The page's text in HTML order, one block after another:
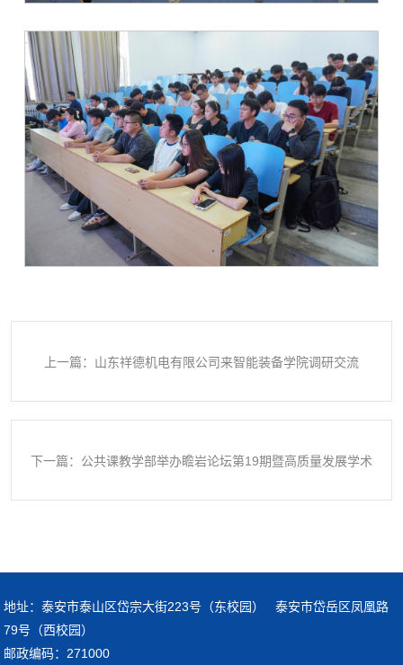
上一篇：山东祥德机电有限公司来智能装备学院调研交流
下一篇：公共课教学部举办瞻岩论坛第19期暨高质量发展学术
地址：泰安市泰山区岱宗大街223号（东校园） 泰安市岱岳区凤凰路
79号（西校园）
邮政编码：271000